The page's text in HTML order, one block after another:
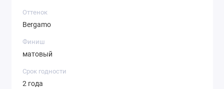
Оттенок
Bergamo
Финиш
матовый
Срок годности
2 года